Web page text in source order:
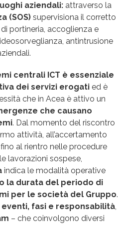
aziendali: attraverso la
(SOS) supervisiona il corretto
portineria, accoglienza e
antintrusione
centrali ICT è essenziale
dei servizi erogati ed è
che in Acea è attivo un
che causano
. Dal momento del riscontro
attività, all’accertamento
al rientro nelle procedure
lavorazioni sospese,
indica le modalità operative
la durata del periodo di
per le società del Gruppo.
fasi e responsabilità,
– che coinvolgono diversi